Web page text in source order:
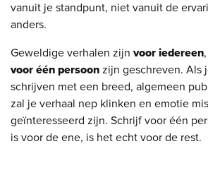
vanuit je standpunt, niet vanuit de
anders.
Geweldige verhalen zijn voor iedereen
voor één persoon zijn geschreven. Als
schrijven met een breed, algemeen
zal je verhaal nep klinken en emotie
geïnteresseerd zijn. Schrijf voor één
is voor de ene, is het echt voor de rest.